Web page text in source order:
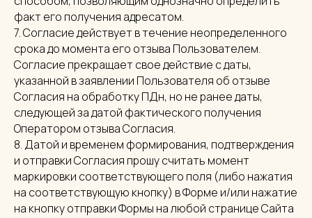
факт его получения адресатом.
7. Согласие действует в течение неопределенного
срока до момента его отзыва Пользователем.
Согласие прекращает свое действие с даты,
указанной в заявлении Пользователя об отзыве
Согласия на обработку ПДн, но не ранее даты,
следующей за датой фактического получения
Оператором отзыва Согласия.
8. Датой и временем формирования, подтверждения
и отправки Согласия прошу считать момент
маркировки соответствующего поля (либо нажатия
на соответствующую кнопку) в Форме и/или нажатие
на кнопку отправки Формы на любой странице Сайта